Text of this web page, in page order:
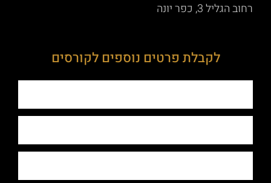
רחוב הגליל 3, כפר יונה
לקבלת פרטים נוספים לקורסים